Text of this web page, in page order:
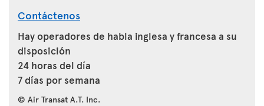
Contáctenos
Hay operadores de habla inglesa y francesa a su
disposición
24 horas del día
7 días por semana
© Air Transat A.T. Inc.